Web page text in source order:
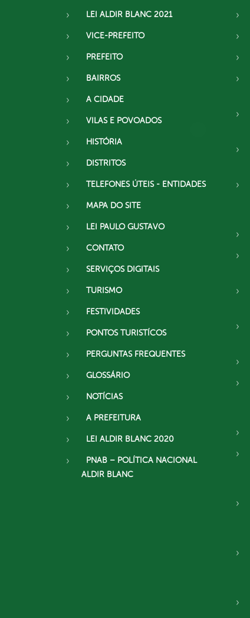
LEI ALDIR BLANC 2021
VICE-PREFEITO
PREFEITO
BAIRROS
A CIDADE
VILAS E POVOADOS
HISTÓRIA
DISTRITOS
TELEFONES ÚTEIS - ENTIDADES
MAPA DO SITE
LEI PAULO GUSTAVO
CONTATO
SERVIÇOS DIGITAIS
TURISMO
FESTIVIDADES
PONTOS TURISTÍCOS
PERGUNTAS FREQUENTES
GLOSSÁRIO
NOTÍCIAS
A PREFEITURA
LEI ALDIR BLANC 2020
PNAB – POLÍTICA NACIONAL
ALDIR BLANC